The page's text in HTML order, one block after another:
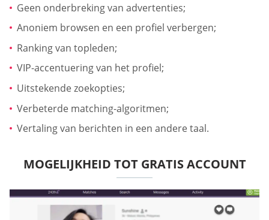
Geen onderbreking van advertenties;
Anoniem browsen en een profiel verbergen;
Ranking van topleden;
VIP-accentuering van het profiel;
Uitstekende zoekopties;
Verbeterde matching-algoritmen;
Vertaling van berichten in een andere taal.
MOGELIJKHEID TOT GRATIS ACCOUNT